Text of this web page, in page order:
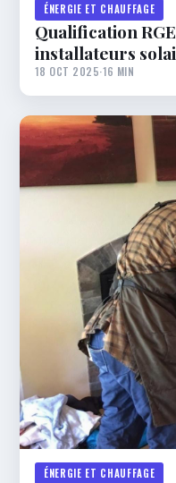
ÉNERGIE ET CHAUFFAGE
Qualification
installateurs
18 OCT 2025·16 MIN
ÉNERGIE ET CHAUFFAGE